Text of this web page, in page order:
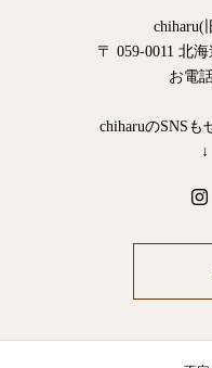
chiharu(
〒 059-0011 北
お電
chiharuのSNSも